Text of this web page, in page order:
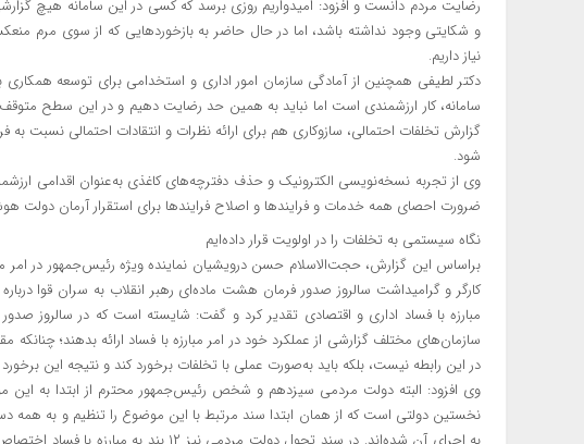
رضایت مردم دانست و افزود: امیدواریم روزی برسد که کسی در این سامانه‌ هیچ
و شکایتی وجود نداشته باشد، اما در حال حاضر به بازخوردهایی که از سوی
نیاز داریم.
دکتر لطیفی همچنین از آمادگی سازمان امور اداری و استخدامی برای توسعه همکاری
سامانه، کار ارزشمندی است اما نباید به همین حد رضایت دهیم و در این سطح
گزارش تخلفات احتمالی، سازوکاری هم برای ارائه نظرات و انتقادات احتمالی نسبت به
شود.
وی از تجربه نسخه‌نویسی الکترونیک و حذف دفترچه‌های کاغذی به‌عنوان اقدامی
ضرورت احصای همه خدمات و فرایندها و اصلاح فرایندها برای استقرار آرمان دولت
نگاه سیستمی به تخلفات را در اولویت قرار داده‌ایم
براساس این گزارش، حجت‌الاسلام حسن درویشیان نماینده ویژه رئیس‌جمهور در امر
کارگر و گرامیداشت سالروز صدور فرمان هشت ماده‌ای رهبر انقلاب به سران قوا درباره
مبارزه با فساد اداری و اقتصادی تقدیر کرد و گفت: شایسته است که در سالروز
سازمان‌های مختلف گزارشی از عملکرد خود در امر مبارزه با فساد ارائه بدهند؛
در این رابطه نیست، بلکه باید به‌صورت عملی با تخلفات برخورد کند و نتیجه این
وی افزود: البته دولت مردمی سیزدهم و شخص رئیس‌جمهور محترم از ابتدا به این
نخستین دولتی است که از همان ابتدا سند مرتبط با این موضوع را تنظیم و به همه